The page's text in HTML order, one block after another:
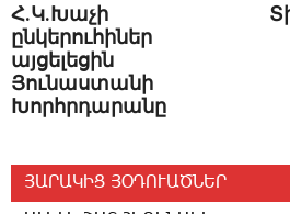
­­Հ.Կ.Խաչի
ընկերուհիներ
այցելեցին
Յունաստանի
Խորհրդարանը
ՅԱՐԱԿԻՑ ՅՕԴՈՒԱԾՆԵՐ